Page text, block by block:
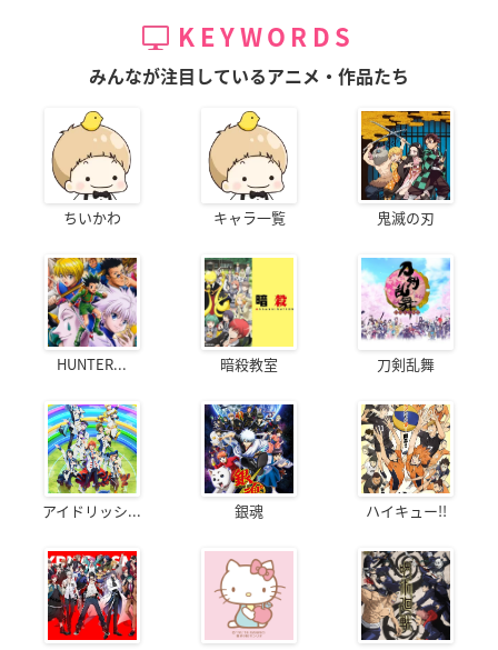
KEYWORDS
みんなが注目しているアニメ・作品たち
ちいかわ キャラ一覧 鬼滅の刃
HUNTER... 暗殺教室 刀剣乱舞
アイドリッシ... 銀魂 ハイキュー!!